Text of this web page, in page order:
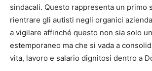
sindacali. Questo rappresenta un primo
rientrare gli autisti negli organici
a vigilare affinché questo non sia solo
estemporaneo ma che si vada a
vita, lavoro e salario dignitosi dentro a